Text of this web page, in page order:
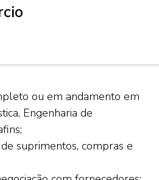
ou em andamento em
Engenharia de
suprimentos, compras e